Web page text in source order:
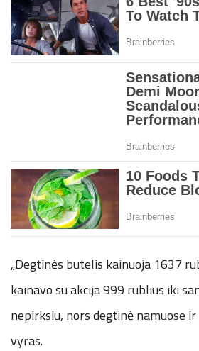
„Degtinės butelis kainuoja 1637
kainavo su akcija 999 rublius iki
nepirksiu, nors degtinė namuose ir
vyras.